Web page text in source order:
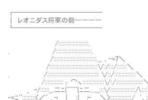
┏━━━━━━━━━━━━━
┃ レオニダス将軍の砦――――
┗━━━━━━━━━────
/:::::::::::::::::::::.
. /
/
/
. /::::::::::::::::::::::::::::::::::::
/:::::::::::::γ⌒ヽ:::::::::::::::∨:/
_ ｰ/::::::_,.二ﾆ|¨¨¨|ﾆ二
‐=ﾆ¨:::::::::〈／´_. ┐ | :| ┌ _＼〉